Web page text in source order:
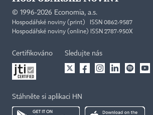
© 1996-2026 Economia, a.s.
Hospodářské noviny (print) ISSN 0862-9587
Hospodářské noviny (online) ISSN 2787-950X
Certifikováno Sledujte nás
Stáhněte si aplikaci HN